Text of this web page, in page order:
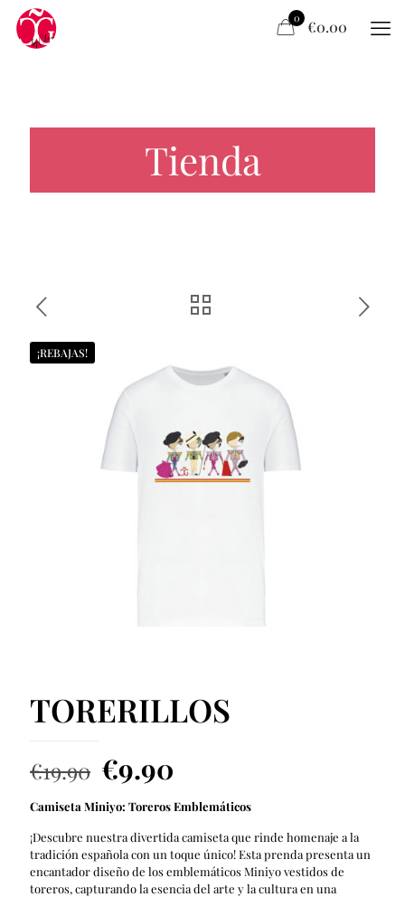
0 €0.00
Tienda
¡REBAJAS!
TORERILLOS
€19.90 El
precio
original
era:
€19.90.
€9.90
precio
actual
es:
€9.90.
Camiseta Miniyo: Toreros Emblemáticos
¡Descubre nuestra divertida camiseta que rinde homenaje a la
tradición española con un toque único! Esta prenda presenta un
encantador diseño de los emblemáticos Miniyo vestidos de
toreros, capturando la esencia del arte y la cultura en una